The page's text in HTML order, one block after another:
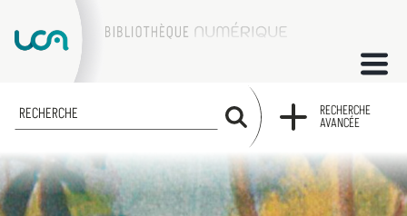
ACCUEIL
COLLECTIONS
FACTUMS
RECHERCHE
RECHERCHE
AVANCÉE